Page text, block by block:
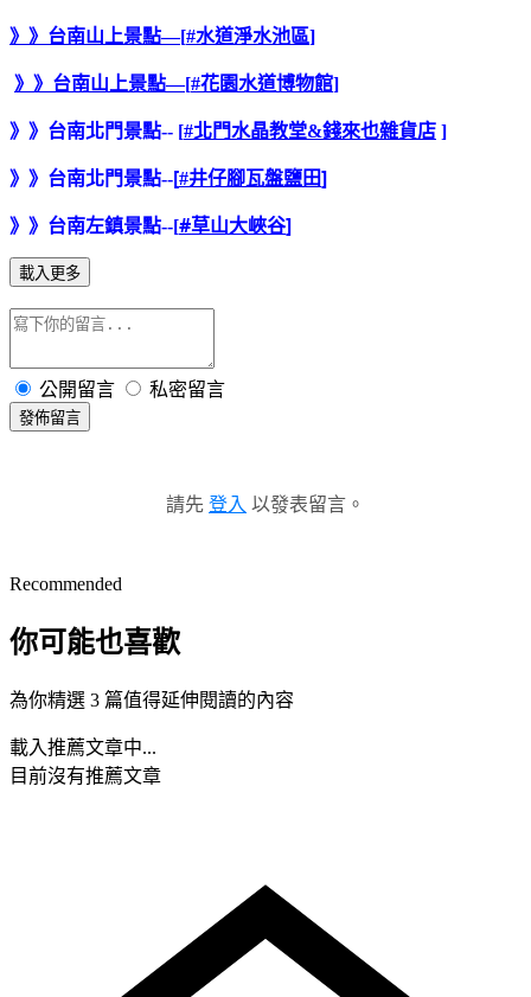
》》台南山上景點—[#水道淨水池區]
》》台南山上景點—[#花園水道博物館]
》》台南北門景點-- [#北門水晶教堂&錢來也雜貨店 ]
》》台南北門景點--[#井仔腳瓦盤鹽田]
》》台南左鎮景點--[#草山大峽谷]
載入更多
公開留言 私密留言
發佈留言
請先 登入 以發表留言。
Recommended
你可能也喜歡
為你精選 3 篇值得延伸閱讀的內容
載入推薦文章中...
目前沒有推薦文章